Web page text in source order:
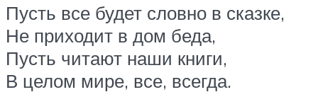
Пусть все будет словно в сказке,
Не приходит в дом беда,
Пусть читают наши книги,
В целом мире, все, всегда.